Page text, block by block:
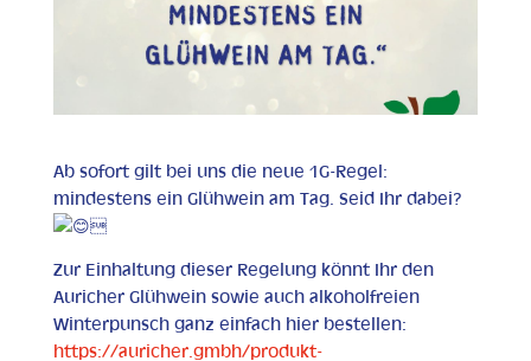
Ab sofort gilt bei uns die neue 1G-Regel:
mindestens ein Glühwein am Tag. Seid Ihr dabei?

Zur Einhaltung dieser Regelung könnt Ihr den
Auricher Glühwein sowie auch alkoholfreien
Winterpunsch ganz einfach hier bestellen:
https://auricher.gmbh/produkt-